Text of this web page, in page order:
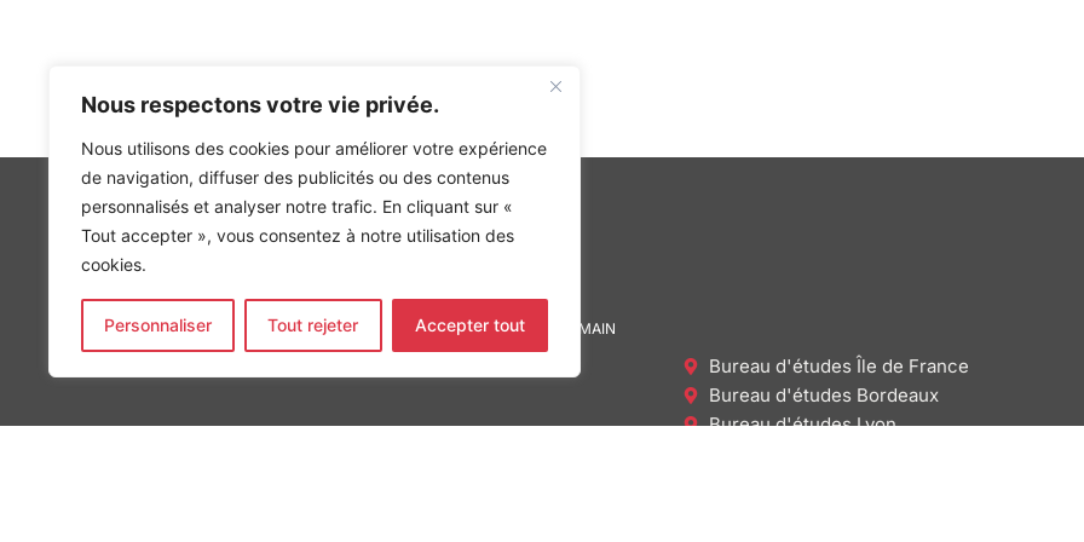
Nous respectons votre vie privée.
Nous utilisons des cookies pour améliorer votre expérience
de navigation, diffuser des publicités ou des contenus
personnalisés et analyser notre trafic. En cliquant sur «
Tout accepter », vous consentez à notre utilisation des
cookies.
Personnaliser Tout rejeter Accepter tout
INGÉNIERIE DE L’ÉNERGIE ET DE L’ENVIRONNEMENT
CONCEVONS, ENSEMBLE, L’ENVIRONNEMENT BÂTI DE DEMAIN
Bureau d'études Île de France
Bureau d'études Bordeaux
Bureau d'études Lyon